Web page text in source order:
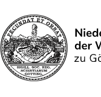
Search